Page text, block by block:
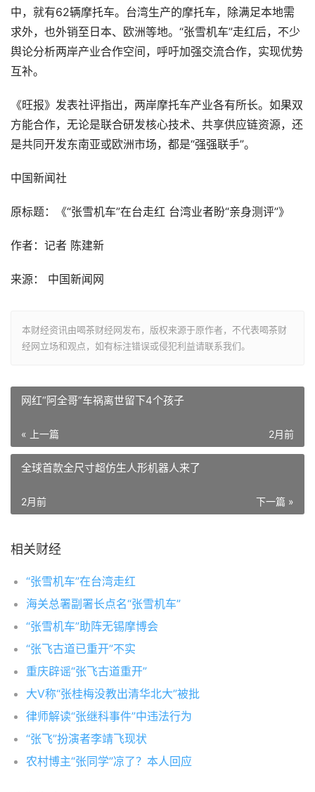
中，就有62辆摩托车。台湾生产的摩托车，除满足本地需
求外，也外销至日本、欧洲等地。“张雪机车”走红后，不少
舆论分析两岸产业合作空间，呼吁加强交流合作，实现优势
互补。
《旺报》发表社评指出，两岸摩托车产业各有所长。如果双
方能合作，无论是联合研发核心技术、共享供应链资源，还
是共同开发东南亚或欧洲市场，都是“强强联手”。
中国新闻社
原标题：《“张雪机车”在台走红 台湾业者盼“亲身测评”》
作者：记者 陈建新
来源： 中国新闻网
本财经资讯由喝茶财经网发布，版权来源于原作者，不代表喝茶财
经网立场和观点，如有标注错误或侵犯利益请联系我们。
网红“阿全哥”车祸离世留下4个孩子
« 上一篇 2月前
全球首款全尺寸超仿生人形机器人来了
下一篇 »
2月前
相关财经
“张雪机车”在台湾走红
海关总署副署长点名“张雪机车”
“张雪机车”助阵无锡摩博会
“张飞古道已重开”不实
重庆辟谣“张飞古道重开”
大V称“张桂梅没教出清华北大”被批
律师解读“张继科事件”中违法行为
“张飞”扮演者李靖飞现状
农村博主“张同学”凉了？本人回应